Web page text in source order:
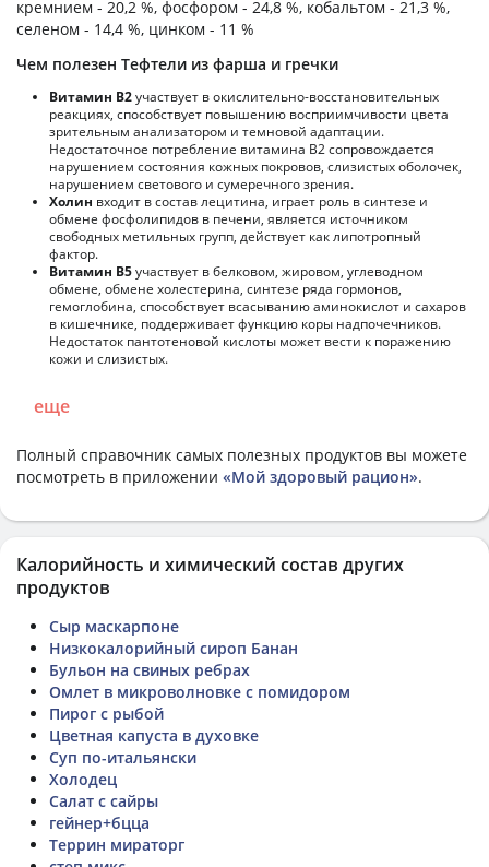
кремнием - 20,2 %, фосфором - 24,8 %, кобальтом - 21,3 %,
селеном - 14,4 %, цинком - 11 %
Чем полезен Тефтели из фарша и гречки
Витамин В2участвует в окислительно-восстановительных
реакциях, способствует повышению восприимчивости цвета
зрительным анализатором и темновой адаптации.
Недостаточное потребление витамина В2 сопровождается
нарушением состояния кожных покровов, слизистых оболочек,
нарушением светового и сумеречного зрения.
Холин входит в состав лецитина, играет роль в синтезе и
обмене фосфолипидов в печени, является источником
свободных метильных групп, действует как липотропный
фактор.
Витамин В5участвует в белковом, жировом, углеводном
обмене, обмене холестерина, синтезе ряда гормонов,
гемоглобина, способствует всасыванию аминокислот и сахаров
в кишечнике, поддерживает функцию коры надпочечников.
Недостаток пантотеновой кислоты может вести к поражению
кожи и слизистых.
еще
Полный справочник самых полезных продуктов вы можете
посмотреть в приложении «Мой здоровый рацион».
Калорийность и химический состав других
продуктов
Сыр маскарпоне
Низкокалорийный сироп Банан
Бульон на свиных ребрах
Омлет в микроволновке с помидором
Пирог с рыбой
Цветная капуста в духовке
Суп по-итальянски
Холодец
Салат с сайры
гейнер+бцца
Террин мираторг